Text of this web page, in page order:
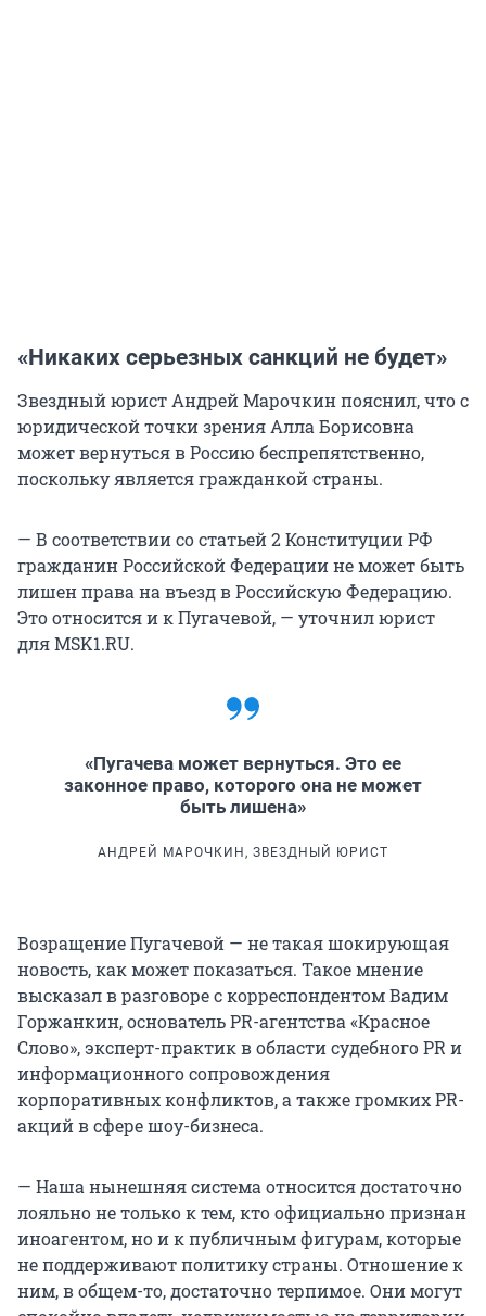
«Никаких серьезных санкций не будет»
Звездный юрист Андрей Марочкин пояснил, что с
юридической точки зрения Алла Борисовна
может вернуться в Россию беспрепятственно,
поскольку является гражданкой страны.
— В соответствии со статьей 2 Конституции РФ
гражданин Российской Федерации не может быть
лишен права на въезд в Российскую Федерацию.
Это относится и к Пугачевой, — уточнил юрист
для MSK1.RU.
«Пугачева может вернуться. Это ее
законное право, которого она не может
быть лишена»
АНДРЕЙ МАРОЧКИН, ЗВЕЗДНЫЙ ЮРИСТ
Возращение Пугачевой — не такая шокирующая
новость, как может показаться. Такое мнение
высказал в разговоре с корреспондентом Вадим
Горжанкин, основатель PR-агентства «Красное
Слово», эксперт-практик в области судебного PR и
информационного сопровождения
корпоративных конфликтов, а также громких PR-
акций в сфере шоу-бизнеса.
— Наша нынешняя система относится достаточно
лояльно не только к тем, кто официально признан
иноагентом, но и к публичным фигурам, которые
не поддерживают политику страны. Отношение к
ним, в общем-то, достаточно терпимое. Они могут